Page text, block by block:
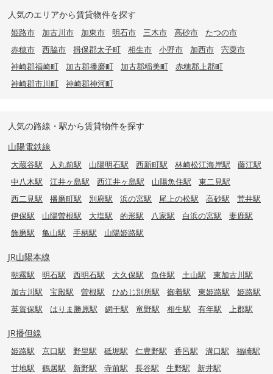
人気のエリアから賃貸物件を探す
姫路市 加古川市 加東市 明石市 三木市 高砂市
たつの市
赤穂市
西脇市 揖保郡太子町 相生市 小野市 加西市
宍粟市
神崎郡福崎町
加古郡播磨町 加古郡稲美町
赤穂郡上郡町
神崎郡市川町
神崎郡神河町
人気の路線・駅から賃貸物件を探す
山陽電鉄線
大蔵谷駅 人丸前駅 山陽明石駅 西新町駅 林崎松江海岸駅
藤江駅
中八木駅
江井ヶ島駅 西江井ヶ島駅 山陽魚住駅
東二見駅
西二見駅
播磨町駅 別府駅 浜の宮駅 尾上の松駅 高砂駅
荒井駅
伊保駅
山陽曽根駅 大塩駅 的形駅 八家駅 白浜の宮駅
妻鹿駅
飾磨駅
亀山駅 手柄駅 山陽姫路駅
JR山陽本線
朝霧駅 明石駅 西明石駅 大久保駅 魚住駅 土山駅
東加古川駅
加古川駅
宝殿駅 曽根駅 ひめじ別所駅 御着駅 東姫路駅
姫路駅
英賀保駅
はりま勝原駅 網干駅 竜野駅 相生駅 有年駅 上郡駅
JR播但線
姫路駅 京口駅 野里駅 砥堀駅 仁豊野駅 香呂駅 溝口駅
福崎駅
甘地駅
鶴居駅 新野駅 寺前駅 長谷駅 生野駅 新井駅